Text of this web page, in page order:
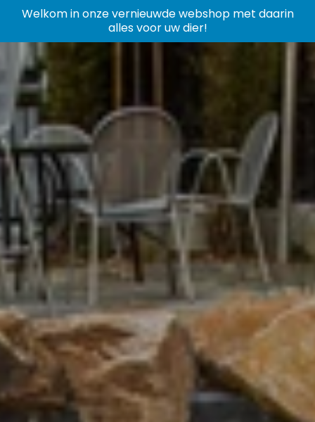
Welkom in onze vernieuwde webshop met daarin
alles voor uw dier!